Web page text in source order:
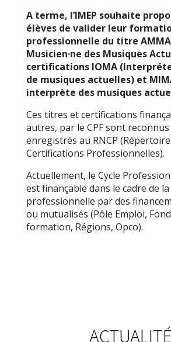
A terme, l’IMEP souhaite
élèves de valider leur
professionnelle du titre
Musicien·ne des Musiques
certifications IOMA
de musiques actuelles) et
interprète des musiques
Ces titres et certifications
autres, par le CPF sont reconnus
enregistrés au RNCP
Certifications Professionnelles).
Actuellement, le Cycle
est finançable dans le cadre de
professionnelle par des
ou mutualisés (Pôle Emploi,
formation, Régions, Opco).
ACTUALITÉ